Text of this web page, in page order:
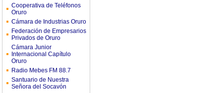
Cooperativa de Teléfonos
Oruro
Cámara de Industrias Oruro
Federación de Empresarios
Privados de Oruro
Cámara Junior
Internacional Capítulo
Oruro
Radio Mebes FM 88.7
Santuario de Nuestra
Señora del Socavón